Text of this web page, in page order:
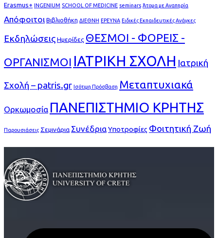
Erasmus+ INGENIUM SCHOOL OF MEDICINE seminars Άτομα με Αναπηρία
Απόφοιτοι Βιβλιοθήκη ΔΙΕΘΝΗ ΕΡΕΥΝΑ Ειδικές Εκπαιδευτικές Ανάγκες
ΕκδηλώσειςΗμερίδες ΘΕΣΜΟΙ - ΦΟΡΕΙΣ -
ΟΡΓΑΝΙΣΜΟΙ ΙΑΤΡΙΚΗ ΣΧΟΛΗ Ιατρική
Σχολή – patris.gr Ισότιμη Πρόσβαση Μεταπτυχιακά
Ορκωμοσία ΠΑΝΕΠΙΣΤΗΜΙΟ ΚΡΗΤΗΣ
Παρουσιάσεις Σεμινάρια Συνέδρια Υποτροφίες Φοιτητική Ζωή